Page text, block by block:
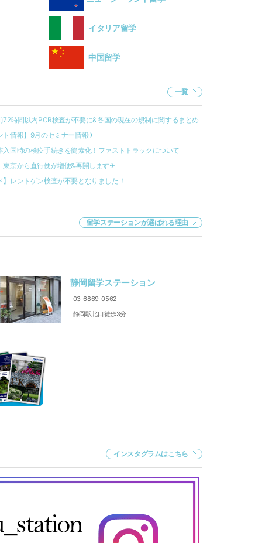
イタリア留学
中国留学
一覧
72時間以内PCR検査が不要に&各国の現在の規制に関するまとめ
ト情報】9月のセミナー情報✈︎
入国時の検疫手続きを簡素化！ファストトラックについて
東京から直行便が増便&再開します✈︎
レントゲン検査が不要となりました！
留学ステーションが選ばれる理由
静岡留学ステーション
03-6869-0562
静岡駅北口徒歩3分
インスタグラムはこちら